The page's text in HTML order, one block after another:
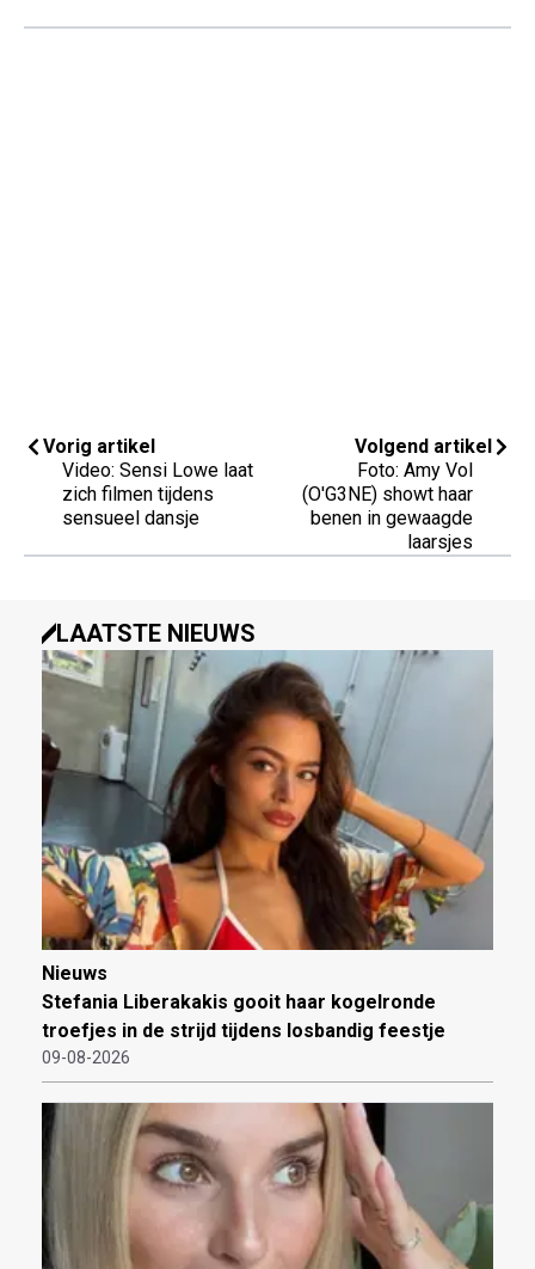
Vorig artikel
Video: Sensi Lowe laat
zich filmen tijdens
sensueel dansje
Volgend artikel
Foto: Amy Vol
(O'G3NE) showt haar
benen in gewaagde
laarsjes
LAATSTE NIEUWS
Nieuws
Stefania Liberakakis gooit haar kogelronde
troefjes in de strijd tijdens losbandig feestje
09-08-2026